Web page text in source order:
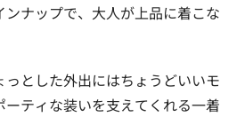
ナップで、大人が上品に着こな
とした外出にはちょうどいいモ
ティな装いを支えてくれる一着